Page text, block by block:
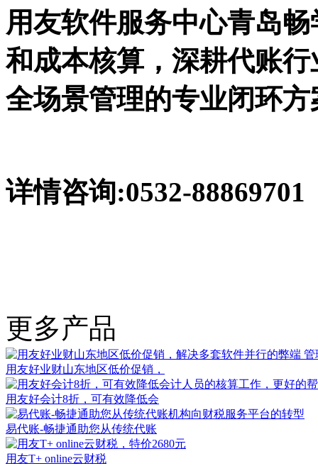
用友软件服务中心青岛
和成本核算，深耕代账
全场景管理的专业闭环方
详情咨询:0532-88869701
更多产品
用友好业财山东地区低价促销，
用友好会计8折，可有效降低会
易代账-畅捷通助您从传统代账
用友T+ online云财税